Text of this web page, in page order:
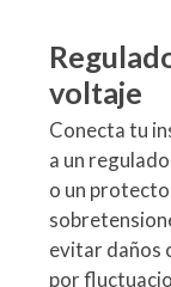
voltaje
Conecta tu
a un
o un
evitar daños
por